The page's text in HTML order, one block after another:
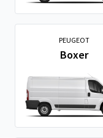
PEUGEOT
Boxer